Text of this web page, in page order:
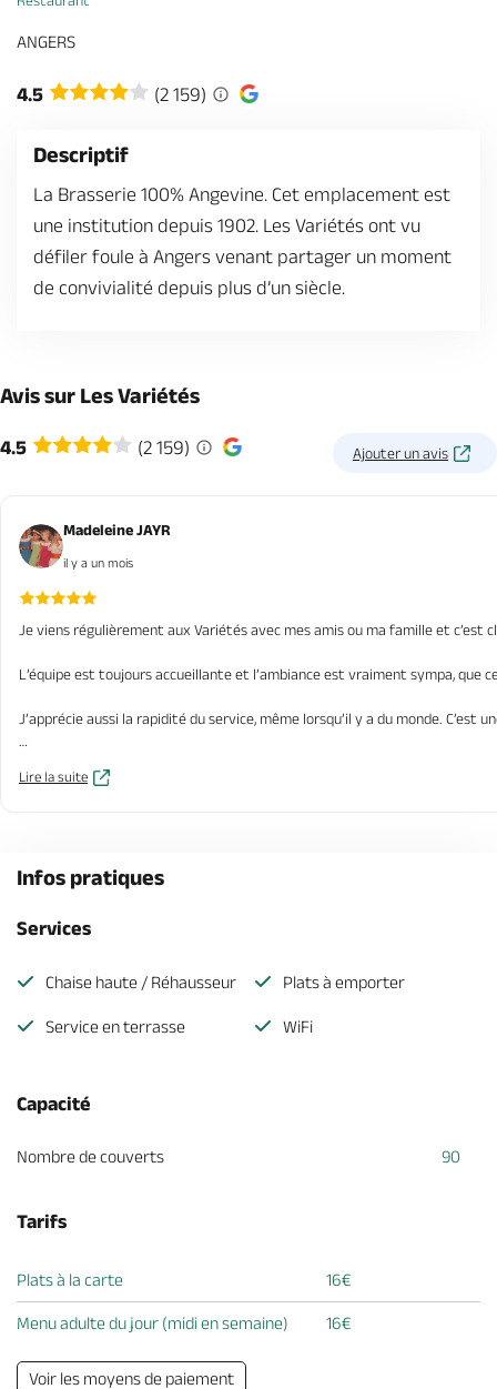
Brochures & Cartes
ANGERS
4.5 (2 159)
Descriptif
La Brasserie 100% Angevine. Cet emplacement est
une institution depuis 1902. Les Variétés ont vu
défiler foule à Angers venant partager un moment
de convivialité depuis plus d’un siècle.
Avis sur Les Variétés
4.5 (2 159) Ajouter un avis
Madeleine JAYR
il y a un mois
Je viens régulièrement aux Variétés avec mes amis ou ma famille et
L’équipe est toujours accueillante et l’ambiance est vraiment sympa,
J’apprécie aussi la rapidité du service, même lorsqu’il y a du monde.
Lire la suite
Infos pratiques
Services
Chaise haute / Réhausseur Plats à emporter
Service en terrasse WiFi
Capacité
Nombre de couverts 90
Tarifs
Plats à la carte 16€
Menu adulte du jour (midi en semaine) 16€
Voir les moyens de paiement